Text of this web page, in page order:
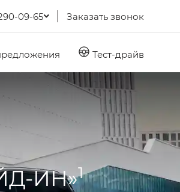
09-65 Заказать звонок
Тест-драйв
ИН»1